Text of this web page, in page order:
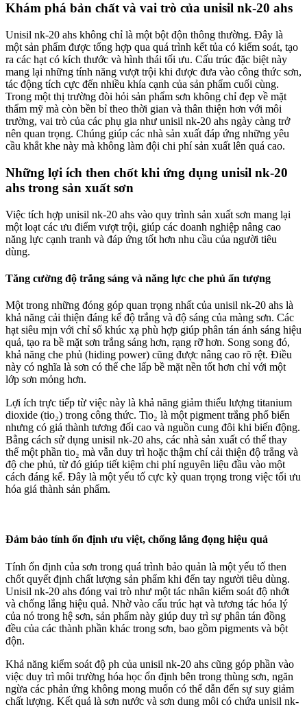
Khám phá bản chất và vai trò của unisil nk-20 ahs
Unisil nk-20 ahs không chỉ là một bột độn thông thường. Đây là
một sản phẩm được tổng hợp qua quá trình kết tủa có kiểm soát, tạo
ra các hạt có kích thước và hình thái tối ưu. Cấu trúc đặc biệt này
mang lại những tính năng vượt trội khi được đưa vào công thức sơn,
tác động tích cực đến nhiều khía cạnh của sản phẩm cuối cùng.
Trong một thị trường đòi hỏi sản phẩm sơn không chỉ đẹp về mặt
thẩm mỹ mà còn bền bỉ theo thời gian và thân thiện hơn với môi
trường, vai trò của các phụ gia như unisil nk-20 ahs ngày càng trở
nên quan trọng. Chúng giúp các nhà sản xuất đáp ứng những yêu
cầu khắt khe này mà không làm đội chi phí sản xuất lên quá cao.
Những lợi ích then chốt khi ứng dụng unisil nk-20
ahs trong sản xuất sơn
Việc tích hợp unisil nk-20 ahs vào quy trình sản xuất sơn mang lại
một loạt các ưu điểm vượt trội, giúp các doanh nghiệp nâng cao
năng lực cạnh tranh và đáp ứng tốt hơn nhu cầu của người tiêu
dùng.
Tăng cường độ trắng sáng và năng lực che phủ ấn tượng
Một trong những đóng góp quan trọng nhất của unisil nk-20 ahs là
khả năng cải thiện đáng kể độ trắng và độ sáng của màng sơn. Các
hạt siêu mịn với chỉ số khúc xạ phù hợp giúp phân tán ánh sáng hiệu
quả, tạo ra bề mặt sơn trắng sáng hơn, rạng rỡ hơn. Song song đó,
khả năng che phủ (hiding power) cũng được nâng cao rõ rệt. Điều
này có nghĩa là sơn có thể che lấp bề mặt nền tốt hơn chỉ với một
lớp sơn mỏng hơn.
Lợi ích trực tiếp từ việc này là khả năng giảm thiểu lượng titanium
dioxide (tio₂) trong công thức. Tio₂ là một pigment trắng phổ biến
nhưng có giá thành tương đối cao và nguồn cung đôi khi biến động.
Bằng cách sử dụng unisil nk-20 ahs, các nhà sản xuất có thể thay
thế một phần tio₂ mà vẫn duy trì hoặc thậm chí cải thiện độ trắng và
độ che phủ, từ đó giúp tiết kiệm chi phí nguyên liệu đầu vào một
cách đáng kể. Đây là một yếu tố cực kỳ quan trọng trong việc tối ưu
hóa giá thành sản phẩm.
Đảm bảo tính ổn định ưu việt, chống lắng đọng hiệu quả
Tính ổn định của sơn trong quá trình bảo quản là một yếu tố then
chốt quyết định chất lượng sản phẩm khi đến tay người tiêu dùng.
Unisil nk-20 ahs đóng vai trò như một tác nhân kiểm soát độ nhớt
và chống lắng hiệu quả. Nhờ vào cấu trúc hạt và tương tác hóa lý
của nó trong hệ sơn, sản phẩm này giúp duy trì sự phân tán đồng
đều của các thành phần khác trong sơn, bao gồm pigments và bột
độn.
Khả năng kiểm soát độ ph của unisil nk-20 ahs cũng góp phần vào
việc duy trì môi trường hóa học ổn định bên trong thùng sơn, ngăn
ngừa các phản ứng không mong muốn có thể dẫn đến sự suy giảm
chất lượng. Kết quả là sơn nước và sơn dung môi có chứa unisil nk-